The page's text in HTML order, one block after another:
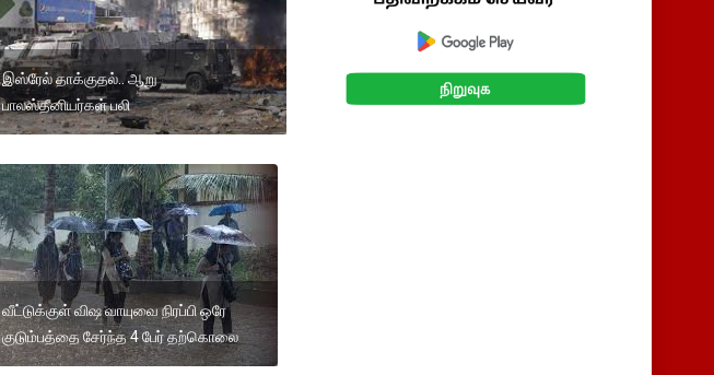
இஸ்ரேல் தாக்குதல்.. ஆறு
பாலஸ்தீனியர்கள் பலி
வீட்டுக்குள் விஷ வாயுவை நிரப்பி ஒரே
குடும்பத்தை சேர்ந்த 4 பேர் தற்கொலை